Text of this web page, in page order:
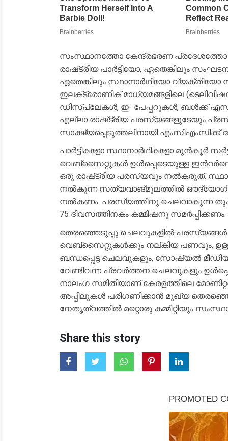
സംസ്ഥാനത്തോ കേന്ദ്രഭരണ പ്രദേശത്തോ
രാഷ്‌ട്രീയ പാർട്ടിയോ, ഏതെങ്കിലും
ഏതെങ്കിലും സ്ഥാനാർഥിയോ വ്യക്തിയോ
ഇലക്‌ട്രോണിക് മാധ്യമങ്ങളിലെ
ഡിസ്‌പ്ലേകൾ, ഇ- പേപ്പറുകൾ, ബൾക്ക്
എല്ലാ രാഷ്‌ട്രീയ പരസ്യങ്ങളുടേയും
സാക്ഷ്യപ്പെടുത്തലിനായി
പാർട്ടികളോ സ്ഥാനാർഥികളോ മുൻകൂർ
വെബ്‌സൈറ്റുകൾ ഉൾപ്പെടെയുള്ള
ഒരു രാഷ്‌ട്രീയ പരസ്യവും നൽകരുത്.
നൽകുന്ന സത്യവാങ്മൂലത്തിൽ
നൽകണം. പരസ്യത്തിനു ചെലവാകുന്ന
75 ദിവസത്തിനകം കമ്മിഷനു സമർപ്പിക്കണം.
തെരഞ്ഞെടുപ്പു ചെലവുകളിൽ പരസ്യങ്ങൾ
വെബ്‌സൈറ്റുകൾക്കും നല്കിയ പണവും,
ബന്ധപ്പെട്ട ചെലവുകളും, സോഷ്യൽ
വേണ്ടിവന്ന പ്രവർത്തന ചെലവുകളും
നാലംഗ സമിതിയാണ് കേരളത്തിലെ
അപ്പീലുകൾ പരിഗണിക്കാൻ മുഖ്യ
നേതൃത്വത്തിൽ മറ്റൊരു കമ്മിറ്റിയും
Share this story